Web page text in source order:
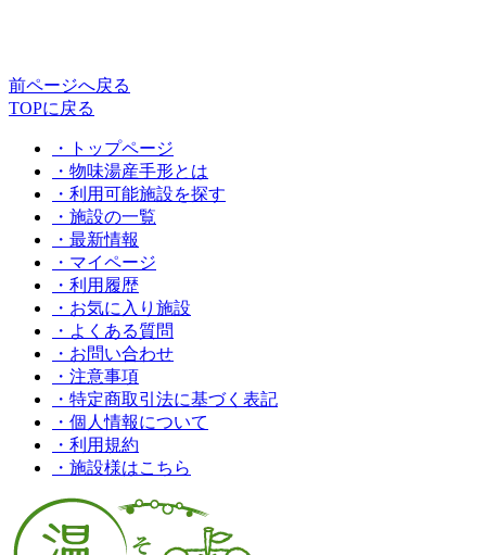
前ページへ戻る
TOPに戻る
・トップページ
・物味湯産手形とは
・利用可能施設を探す
・施設の一覧
・最新情報
・マイページ
・利用履歴
・お気に入り施設
・よくある質問
・お問い合わせ
・注意事項
・特定商取引法に基づく表記
・個人情報について
・利用規約
・施設様はこちら